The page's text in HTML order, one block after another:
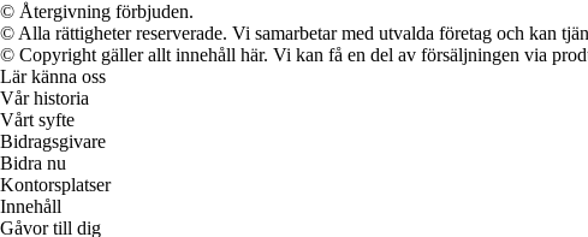
© Återgivning förbjuden.
© Alla rättigheter reserverade. Vi samarbetar med utvalda företag och kan
© Copyright gäller allt innehåll här. Vi kan få en del av försäljningen via
Lär känna oss
Vår historia
Vårt syfte
Bidragsgivare
Bidra nu
Kontorsplatser
Innehåll
Gåvor till dig